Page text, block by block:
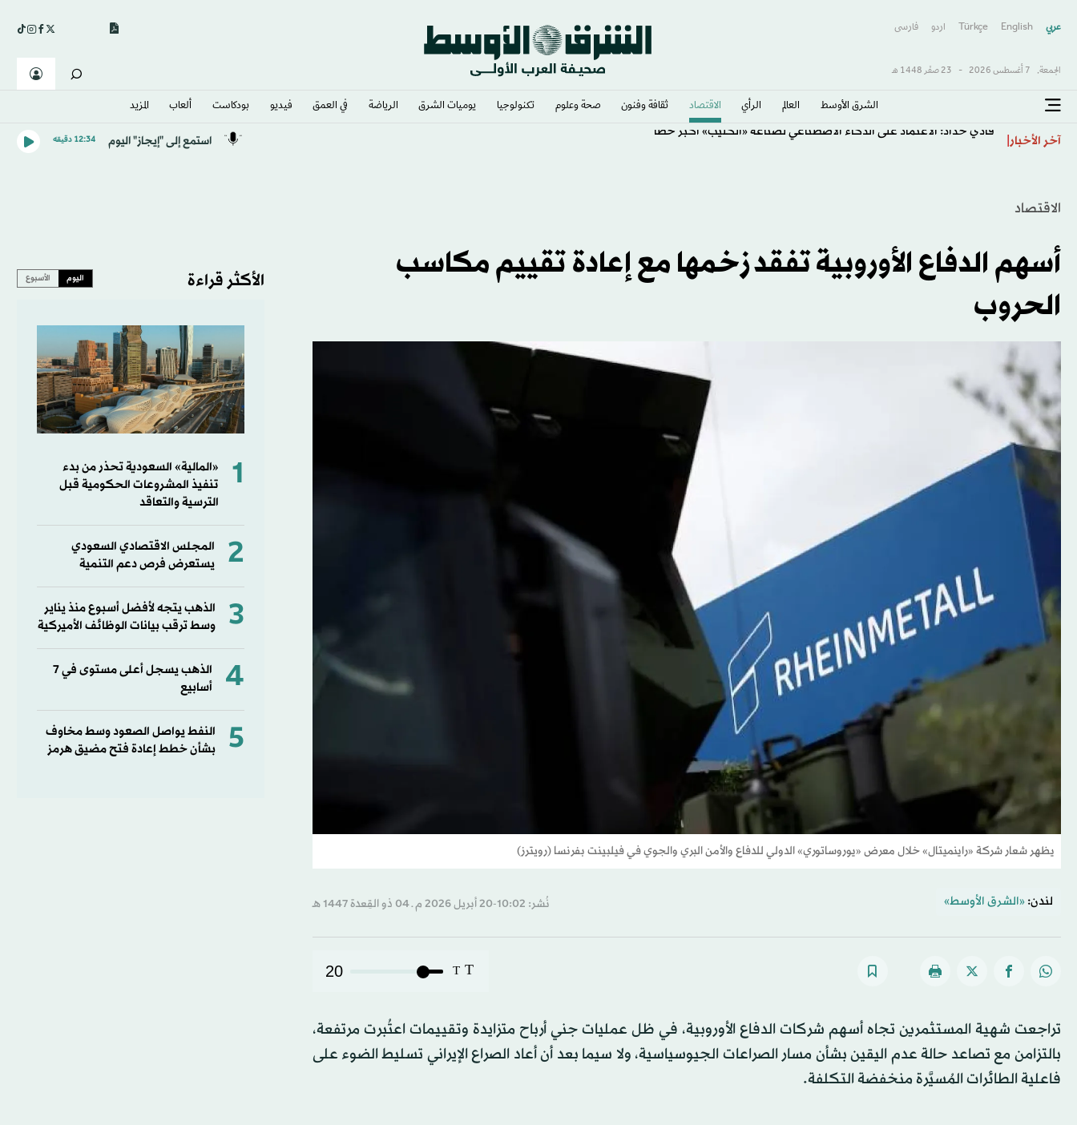
عربي English
Türkçe اردو فارسى
الجمعة, 7 أغسطس 2026 - 23 صفَر 1448 هـ
الشرق الأوسط​ العالم الرأي الاقتصاد ثقافة وفنون صحة وعلوم تكنولوجيا يوميات الشرق​ الرياضة في العمق فيديو بودكاست ألعاب المزيد
آخر الأخبار فادي حداد: الاعتماد على الذكاء الاصطناعي لصناعة «الكليب» أكبر خطأ استمع إلى "إيجاز" اليوم 12:34 دقيقه
الاقتصاد
أسهم الدفاع الأوروبية تفقد زخمها مع إعادة تقييم مكاسب
الحروب
يظهر شعار شركة «راينميتال» خلال معرض «يوروساتوري» الدولي للدفاع والأمن البري والجوي في فيلبينت بفرنسا (رويترز)
لندن: «الشرق الأوسط» نُشر: 10:02-20 أبريل 2026 م ـ 04 ذو القِعدة 1447 هـ
T
T
20
تراجعت شهية المستثمرين تجاه أسهم شركات الدفاع الأوروبية، في ظل عمليات جني أرباح متزايدة وتقييمات اعتُبرت مرتفعة،
بالتزامن مع تصاعد حالة عدم اليقين بشأن مسار الصراعات الجيوسياسية، ولا سيما بعد أن أعاد الصراع الإيراني تسليط الضوء على
فاعلية الطائرات المُسيَّرة منخفضة التكلفة.
الأكثر قراءة اليوم الأسبوع
1
«المالية» السعودية تحذر من بدء
تنفيذ المشروعات الحكومية قبل
الترسية والتعاقد
2
المجلس الاقتصادي السعودي
يستعرض فرص دعم التنمية
3
الذهب يتجه لأفضل أسبوع منذ يناير
وسط ترقب بيانات الوظائف الأميركية
4
الذهب يسجل أعلى مستوى في 7
أسابيع
5
النفط يواصل الصعود وسط مخاوف
بشأن خطط إعادة فتح مضيق هرمز